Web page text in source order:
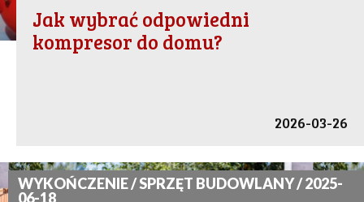
Jak wybrać odpowiedni
kompresor do domu?
2026-03-26
WYKOŃCZENIE / SPRZĘT BUDOWLANY / 2025-
06-18